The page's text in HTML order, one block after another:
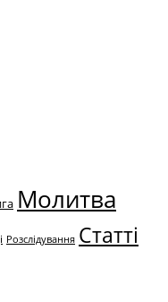
Молитва
Розслідування Статті